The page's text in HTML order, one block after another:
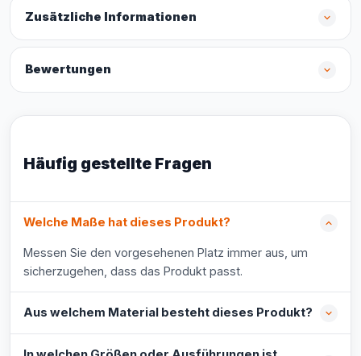
Zusätzliche Informationen
Bewertungen
Häufig gestellte Fragen
Welche Maße hat dieses Produkt?
Messen Sie den vorgesehenen Platz immer aus, um
sicherzugehen, dass das Produkt passt.
Aus welchem Material besteht dieses Produkt?